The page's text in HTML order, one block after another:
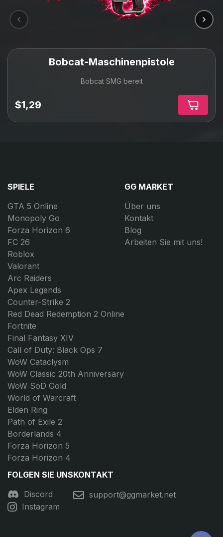
Bobcat-Maschinenpistole
Bobcat SMG bereit
$1,29
SPIELE
GTA 5 Online
Monopoly Go
Forza Horizon 6
FC 26
Roblox
Valorant
Arc Raiders
Apex Legends
Counter-Strike 2
Red Dead Redemption 2 Online
Fortnite
Final Fantasy XIV
Call of Duty: Black Ops 7
WoW Cataclysm
WoW Classic 20th Anniversary
WoW SoD Gold
World of Warcraft
Elden Ring
Path of Exile 2
Borderlands 4
Forza Horizon 5
Forza Horizon 4
GG MARKET
Über uns
Kontakt
Blog
Arbeiten Sie mit uns!
FOLGEN SIE UNS
Discord
Instagram
KONTAKT
support@ggmarket.net